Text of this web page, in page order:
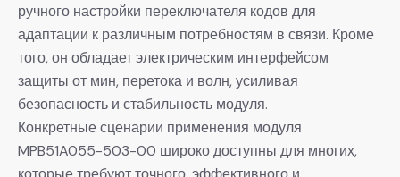
ручного настройки переключателя кодов для
адаптации к различным потребностям в связи. Кроме
того, он обладает электрическим интерфейсом
защиты от мин, перетока и волн, усиливая
безопасность и стабильность модуля.
Конкретные сценарии применения модуля
MPB51A055-503-00 широко доступны для многих,